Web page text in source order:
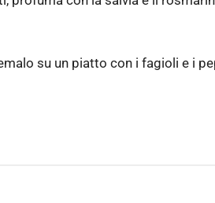
su un piatto con i fagioli e i